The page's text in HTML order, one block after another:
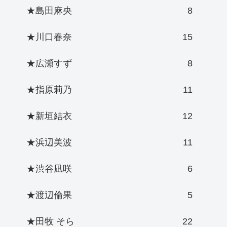
★島田麻央 8
★川口春奈 15
★広瀬すず 8
★指原莉乃 11
★新垣結衣 12
★浜辺美波 11
★渋谷凪咲 6
★渡辺倫果 5
★田牧 そら 22